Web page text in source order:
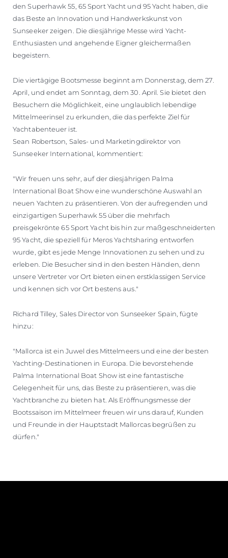
den Superhawk 55, 65 Sport Yacht und 95 Yacht haben, die
das Beste an Innovation und Handwerkskunst von
Sunseeker zeigen. Die diesjährige Messe wird Yacht-
Enthusiasten und angehende Eigner gleichermaßen
begeistern.
Die viertägige Bootsmesse beginnt am Donnerstag, dem 27.
April, und endet am Sonntag, dem 30. April. Sie bietet den
Besuchern die Möglichkeit, eine unglaublich lebendige
Mittelmeerinsel zu erkunden, die das perfekte Ziel für
Yachtabenteuer ist.
Sean Robertson, Sales- und Marketingdirektor von
Sunseeker International, kommentiert:
"Wir freuen uns sehr, auf der diesjährigen Palma
International Boat Show eine wunderschöne Auswahl an
neuen Yachten zu präsentieren. Von der aufregenden und
einzigartigen Superhawk 55 über die mehrfach
preisgekrönte 65 Sport Yacht bis hin zur maßgeschneiderten
95 Yacht, die speziell für Meros Yachtsharing entworfen
wurde, gibt es jede Menge Innovationen zu sehen und zu
erleben. Die Besucher sind in den besten Händen, denn
unsere Vertreter vor Ort bieten einen erstklassigen Service
und kennen sich vor Ort bestens aus."
Richard Tilley, Sales Director von Sunseeker Spain, fügte
hinzu:
"Mallorca ist ein Juwel des Mittelmeers und eine der besten
Yachting-Destinationen in Europa. Die bevorstehende
Palma International Boat Show ist eine fantastische
Gelegenheit für uns, das Beste zu präsentieren, was die
Yachtbranche zu bieten hat. Als Eröffnungsmesse der
Bootssaison im Mittelmeer freuen wir uns darauf, Kunden
und Freunde in der Hauptstadt Mallorcas begrüßen zu
dürfen."